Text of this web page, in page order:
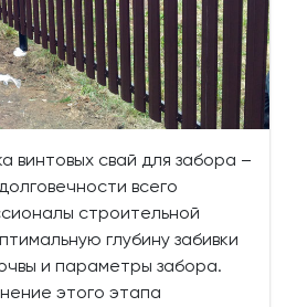
винтовых свай для забора –
всего
строительной
глубину забивки
и параметры забора.
этого этапа